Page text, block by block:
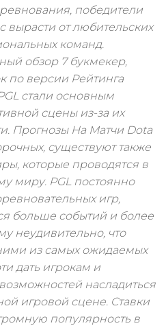
победители
вырасти от любительских
команд.
обзор 7 букмекер,
по версии Рейтинга
стали основным
сцены из-за их
Прогнозы На Матчи Dota
существуют также
которые проводятся в
миру. PGL постоянно
игр,
больше событий и более
неудивительно, что
из самых ожидаемых
дать игрокам и
насладиться
игровой сцене. Ставки
популярность в